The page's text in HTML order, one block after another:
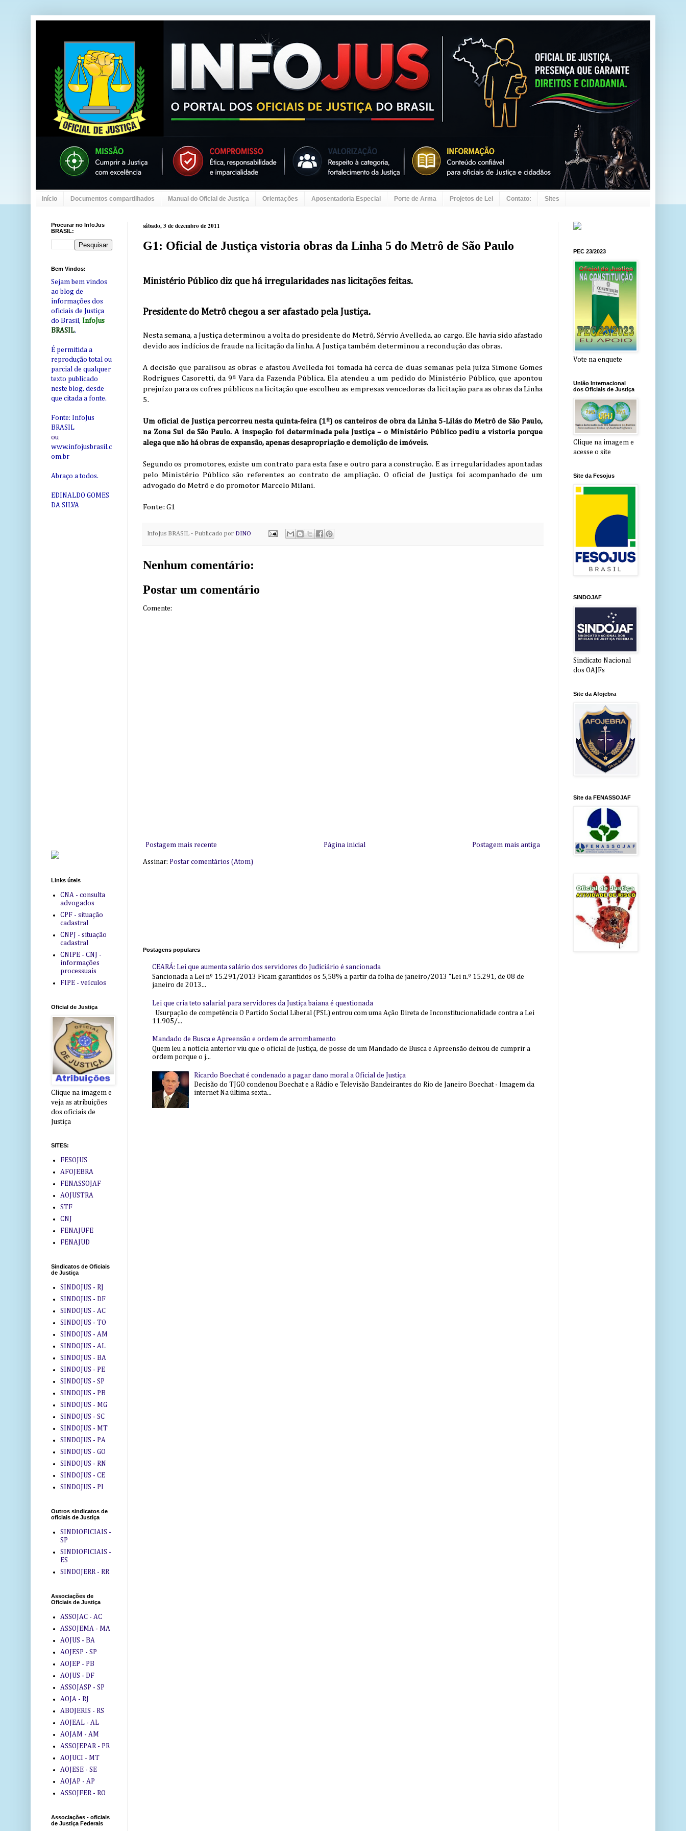
Início Documentos compartilhados Manual do Oficial de Justiça Orientações Aposentadoria Especial Porte de Arma Projetos de Lei Contato: Sites
sábado, 3 de dezembro de 2011
G1: Oficial de Justiça vistoria obras da Linha 5 do Metrô de São Paulo
Ministério Público diz que há irregularidades nas licitações feitas.
Presidente do Metrô chegou a ser afastado pela Justiça.
Nesta semana, a Justiça determinou a volta do presidente do Metrô, Sérvio Avelleda, ao cargo. Ele havia sido afastado
devido aos indícios de fraude na licitação da linha. A Justiça também determinou a recondução das obras.
A decisão que paralisou as obras e afastou Avelleda foi tomada há cerca de duas semanas pela juíza Simone Gomes
Rodrigues Casoretti, da 9ª Vara da Fazenda Pública. Ela atendeu a um pedido do Ministério Público, que apontou
prejuízo para os cofres públicos na licitação que escolheu as empresas vencedoras da licitação para as obras da Linha
5.
Um oficial de Justiça percorreu nesta quinta-feira (1º) os canteiros de obra da Linha 5-Lilás do Metrô de São Paulo,
na Zona Sul de São Paulo. A inspeção foi determinada pela Justiça – o Ministério Público pediu a vistoria porque
alega que não há obras de expansão, apenas desapropriação e demolição de imóveis.
Segundo os promotores, existe um contrato para esta fase e outro para a construção. E as irregularidades apontadas
pelo Ministério Público são referentes ao contrato de ampliação. O oficial de Justiça foi acompanhado de um
advogado do Metrô e do promotor Marcelo Milani.
Fonte: G1
InfoJus BRASIL - Publicado por DINO
Nenhum comentário:
Postar um comentário
Comente:
Postagem mais recente Postagem mais antiga
Página inicial
Assinar: Postar comentários (Atom)
Postagens populares
CEARÁ: Lei que aumenta salário dos servidores do Judiciário é sancionada
Sancionada a Lei nº 15.291/2013 Ficam garantidos os 5,58% a partir da folha de janeiro/2013 “Lei n.º 15.291, de 08 de
janeiro de 2013...
Lei que cria teto salarial para servidores da Justiça baiana é questionada
Usurpação de competência O Partido Social Liberal (PSL) entrou com uma Ação Direta de Inconstitucionalidade contra a Lei
11.905/...
Mandado de Busca e Apreensão e ordem de arrombamento
Quem leu a notícia anterior viu que o oficial de Justiça, de posse de um Mandado de Busca e Apreensão deixou de cumprir a
ordem porque o j...
Ricardo Boechat é condenado a pagar dano moral a Oficial de Justiça
Decisão do TJGO condenou Boechat e a Rádio e Televisão Bandeirantes do Rio de Janeiro Boechat - Imagem da
internet Na última sexta...
Procurar no InfoJus
BRASIL:
Bem Vindos:
Sejam bem vindos
ao blog de
informações dos
oficiais de Justiça
do Brasil, InfoJus
BRASIL.
É permitida a
reprodução total ou
parcial de qualquer
texto publicado
neste blog, desde
que citada a fonte.
Fonte: InfoJus
BRASIL
ou
www.infojusbrasil.c
om.br
Abraço a todos.
EDINALDO GOMES
DA SILVA
Links úteis
CNA - consulta
advogados
CPF - situação
cadastral
CNPJ - situação
cadastral
CNIPE - CNJ -
informações
processuais
FIPE - veículos
Oficial de Justiça
Clique na imagem e
veja as atribuições
dos oficiais de
Justiça
SITES:
FESOJUS
AFOJEBRA
FENASSOJAF
AOJUSTRA
STF
CNJ
FENAJUFE
FENAJUD
Sindicatos de Oficiais
de Justiça
SINDOJUS - RJ
SINDOJUS - DF
SINDOJUS - AC
SINDOJUS - TO
SINDOJUS - AM
SINDOJUS - AL
SINDOJUS - BA
SINDOJUS - PE
SINDOJUS - SP
SINDOJUS - PB
SINDOJUS - MG
SINDOJUS - SC
SINDOJUS - MT
SINDOJUS - PA
SINDOJUS - GO
SINDOJUS - RN
SINDOJUS - CE
SINDOJUS - PI
Outros sindicatos de
oficiais de Justiça
SINDIOFICIAIS -
SP
SINDIOFICIAIS -
ES
SINDOJERR - RR
Associações de
Oficiais de Justiça
ASSOJAC - AC
ASSOJEMA - MA
AOJUS - BA
AOJESP - SP
AOJEP - PB
AOJUS - DF
ASSOJASP - SP
AOJA - RJ
ABOJERIS - RS
AOJEAL - AL
AOJAM - AM
ASSOJEPAR - PR
AOJUCI - MT
AOJESE - SE
AOJAP - AP
ASSOJFER - RO
Associações - oficiais
de Justiça Federais
PEC 23/2023
Vote na enquete
União Internacional
dos Oficiais de Justiça
Clique na imagem e
acesse o site
Site da Fesojus
SINDOJAF
Sindicato Nacional
dos OAJFs
Site da Afojebra
Site da FENASSOJAF